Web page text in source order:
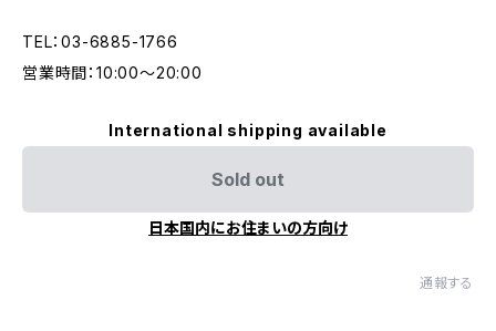
TEL：03-6885-1766
営業時間：10:00〜20:00
International shipping available
Sold out
日本国内にお住まいの方向け
通報する